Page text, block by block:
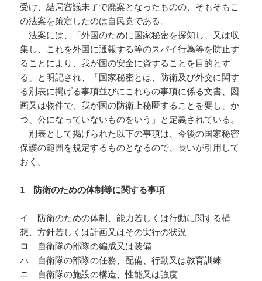
受け、結局審議未了で廃案となったものの、そもそもこ
の法案を策定したのは自民党である。
法案には、「外国のために国家秘密を探知し、又は収
集し、これを外国に通報する等のスパイ行為等を防止す
ることにより、我が国の安全に資することを目的とす
る」と明記され、「国家秘密とは、防衛及び外交に関す
る別表に掲げる事項並びにこれらの事項に係る文書、図
画又は物件で、我が国の防衛上秘匿することを要し、か
つ、公になっていないものをいう」と定義されている。
別表として掲げられた以下の事項は、今後の国家秘密
保護の範囲を規定するものとなるので、長いが引用して
おく。
1 防衛のための体制等に関する事項
イ 防衛のための体制、能力若しくは行動に関する構
想、方針若しくは計画又はその実行の状況
ロ 自衛隊の部隊の編成又は装備
ハ 自衛隊の部隊の任務、配備、行動又は教育訓練
ニ 自衛隊の施設の構造、性能又は強度